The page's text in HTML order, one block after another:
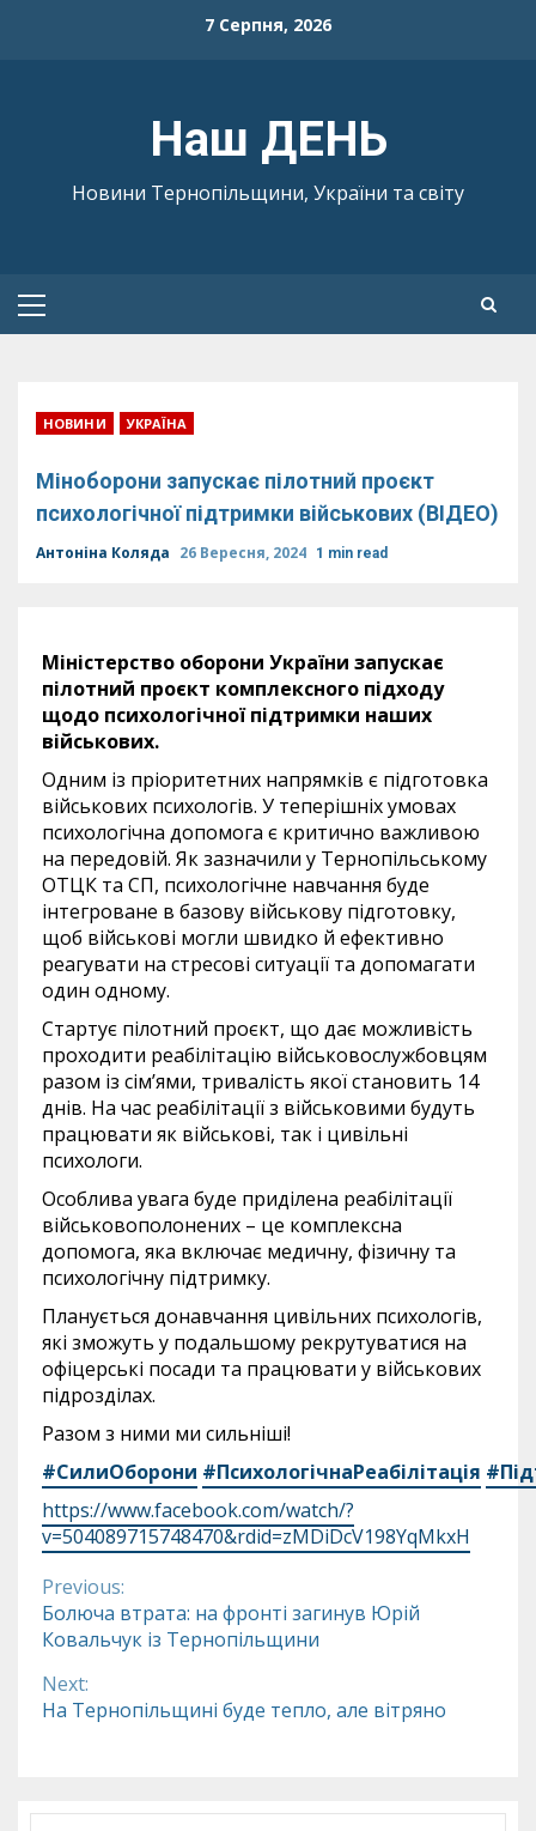
7 Серпня, 2026
Наш ДЕНЬ
Новини Тернопільщини, України та світу
Primary
НОВИНИ УКРАЇНА
Міноборони запускає пілотний проєкт
психологічної підтримки військових (ВІДЕО)
Антоніна Коляда 26 Вересня, 2024 1 min read
Міністерство оборони України запускає
пілотний проєкт комплексного підходу
щодо психологічної підтримки наших
військових.
Одним із пріоритетних напрямків є підготовка
військових психологів. У теперішніх умовах
психологічна допомога є критично важливою
на передовій. Як зазначили у Тернопільському
ОТЦК та СП, психологічне навчання буде
інтегроване в базову військову підготовку,
щоб військові могли швидко й ефективно
реагувати на стресові ситуації та допомагати
один одному.
Стартує пілотний проєкт, що дає можливість
проходити реабілітацію військовослужбовцям
разом із сім’ями, тривалість якої становить 14
днів. На час реабілітації з військовими будуть
працювати як військові, так і цивільні
психологи.
Особлива увага буде приділена реабілітації
військовополонених – це комплексна
допомога, яка включає медичну, фізичну та
психологічну підтримку.
Планується донавчання цивільних психологів,
які зможуть у подальшому рекрутуватися на
офіцерські посади та працювати у військових
підрозділах.
Разом з ними ми сильніші!
#СилиОборони #ПсихологічнаРеабілітація
https://www.facebook.com/watch/?
v=504089715748470&rdid=zMDiDcV198YqMkxH
Continue
Reading
Previous:
Болюча втрата: на фронті загинув Юрій
Ковальчук із Тернопільщини
Next:
На Тернопільщині буде тепло, але вітряно